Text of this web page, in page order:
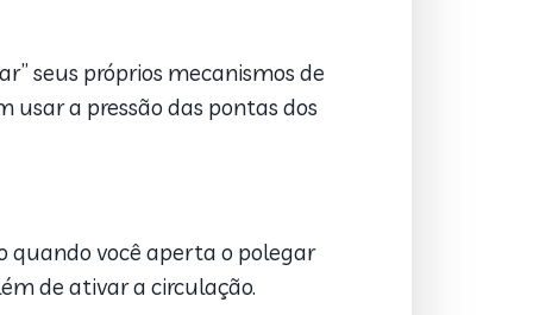
seus próprios mecanismos de
usar a pressão das pontas dos
quando você aperta o polegar
de ativar a circulação.